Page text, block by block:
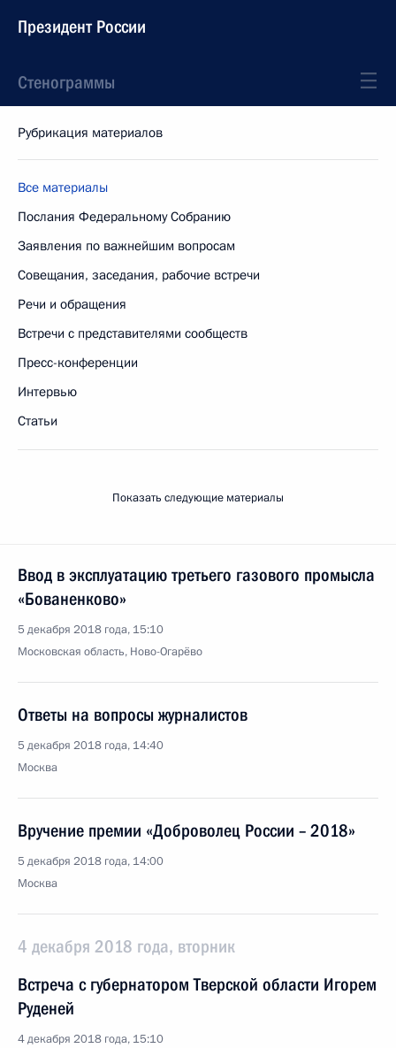
Президент России
Стенограммы
Рубрикация материалов
Все материалы
Послания Федеральному Собранию
Заявления по важнейшим вопросам
Совещания, заседания, рабочие встречи
Речи и обращения
Встречи с представителями сообществ
Пресс-конференции
Интервью
Статьи
Показать следующие материалы
Ввод в эксплуатацию третьего газового промысла
«Бованенково»
5 декабря 2018 года, 15:10
Московская область, Ново-Огарёво
Ответы на вопросы журналистов
5 декабря 2018 года, 14:40
Москва
Вручение премии «Доброволец России – 2018»
5 декабря 2018 года, 14:00
Москва
4 декабря 2018 года, вторник
Встреча с губернатором Тверской области Игорем
Руденей
4 декабря 2018 года, 15:10